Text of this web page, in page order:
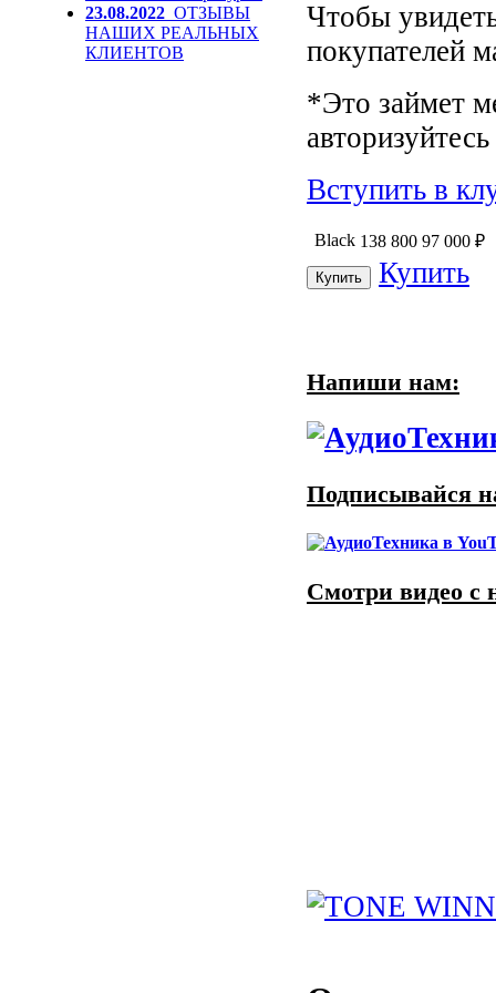
23.08.2022 ОТЗЫВЫ
НАШИХ РЕАЛЬНЫХ
КЛИЕНТОВ
Чтобы
покупателей
*Это займет
Вступить в
Black 138 800 97 000 ₽
Купить
Напиши нам:
Подписывайся
Смотри видео с